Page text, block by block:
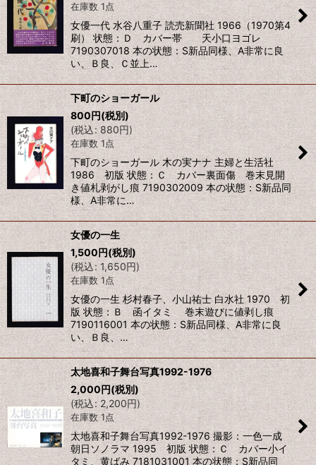
在庫数 1点
女優一代 水谷八重子 読売新聞社 1966（1970第4
刷） 状態：Ｄ カバー帯 天小口ヨゴレ
7190307018 本の状態：S新品同様、A非常に良
い、Ｂ良、Ｃ並上…
下町のショーガール
800円(税別)
(税込: 880円)
在庫数 1点
下町のショーガール 木の実ナナ 主婦と生活社
1986 初版 状態：Ｃ カバー裏面傷 巻末見開
き値札剥がし痕 7190302009 本の状態：S新品同
様、A非常に…
女優の一生
1,500円(税別)
(税込: 1,650円)
在庫数 1点
女優の一生 杉村春子、小山祐士 白水社 1970 初
版 状態：Ｂ 函イタミ 巻末遊びに値剥し痕
7190116001 本の状態：S新品同様、A非常に良
い、Ｂ良、…
太地喜和子舞台写真1992-1976
2,000円(税別)
(税込: 2,200円)
在庫数 1点
太地喜和子舞台写真1992-1976 撮影：一色一成
朝日ソノラマ 1995 初版 状態：Ｃ カバー小イ
タミ、黄ばみ 7181031001 本の状態：S新品同